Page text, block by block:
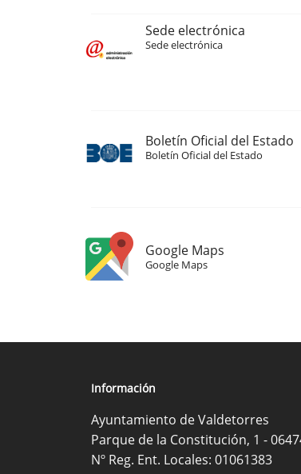
Sede electrónica
Sede electrónica
Boletín Oficial del Estado
Boletín Oficial del Estado
Google Maps
Google Maps
Información
Ayuntamiento de Valdetorres
Parque de la Constitución, 1 -
Nº Reg. Ent. Locales: 01061383